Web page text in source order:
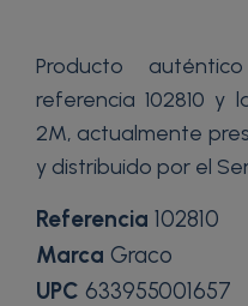
Producto
referencia 102810 y
2M, actualmente
y distribuido por el
Referencia 102810
Marca Graco
UPC 633955001657